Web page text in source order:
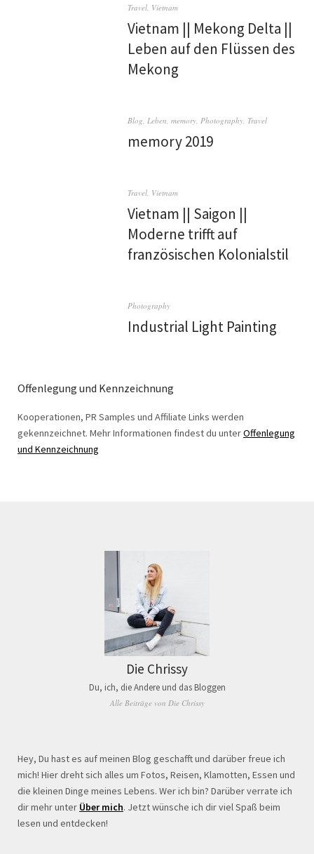
Travel, Vietnam
Vietnam || Mekong Delta ||
Leben auf den Flüssen des
Mekong
Blog,Leben,memory,Photography, Travel
memory 2019
Travel, Vietnam
Vietnam || Saigon ||
Moderne trifft auf
französischen Kolonialstil
Photography
Industrial Light Painting
Offenlegung und Kennzeichnung
Kooperationen, PR Samples und Affiliate Links werden
gekennzeichnet. Mehr Informationen findest du unterOffenlegung
und Kennzeichnung
Die Chrissy
Du, ich, die Andere und das Bloggen
Alle Beiträge von Die Chrissy
Hey, Du hast es auf meinen Blog geschafft und darüber freue ich
mich! Hier dreht sich alles um Fotos, Reisen, Klamotten, Essen und
die kleinen Dinge meines Lebens. Wer ich bin? Darüber verrate ich
dir mehr unter Über mich. Jetzt wünsche ich dir viel Spaß beim
lesen und entdecken!